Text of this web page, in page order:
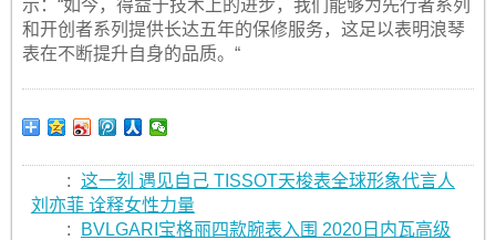
示：“如今，得益于技术上的进步，我们能够为先行者系列
和开创者系列提供长达五年的保修服务，这足以表明浪琴
表在不断提升自身的品质。“
: 这一刻 遇见自己 TISSOT天梭表全球形象代言人
刘亦菲 诠释女性力量
:
BVLGARI宝格丽四款腕表入围 2020日内瓦高级